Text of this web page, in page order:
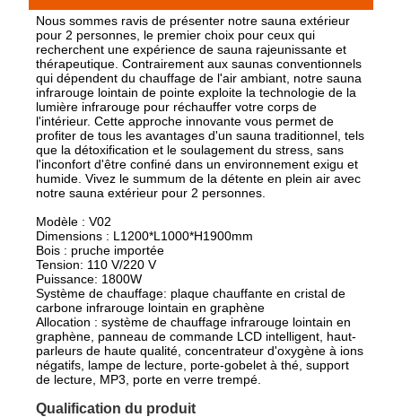
Nous sommes ravis de présenter notre sauna extérieur
pour 2 personnes, le premier choix pour ceux qui
recherchent une expérience de sauna rajeunissante et
thérapeutique. Contrairement aux saunas conventionnels
qui dépendent du chauffage de l'air ambiant, notre sauna
infrarouge lointain de pointe exploite la technologie de la
lumière infrarouge pour réchauffer votre corps de
l'intérieur. Cette approche innovante vous permet de
profiter de tous les avantages d'un sauna traditionnel, tels
que la détoxification et le soulagement du stress, sans
l'inconfort d'être confiné dans un environnement exigu et
humide. Vivez le summum de la détente en plein air avec
notre sauna extérieur pour 2 personnes.
Modèle : V02
Dimensions : L1200*L1000*H1900mm
Bois : pruche importée
Tension: 110 V/220 V
Puissance: 1800W
Système de chauffage: plaque chauffante en cristal de
carbone infrarouge lointain en graphène
Allocation : système de chauffage infrarouge lointain en
graphène, panneau de commande LCD intelligent, haut-
parleurs de haute qualité, concentrateur d'oxygène à ions
négatifs, lampe de lecture, porte-gobelet à thé, support
de lecture, MP3, porte en verre trempé.
Qualification du produit